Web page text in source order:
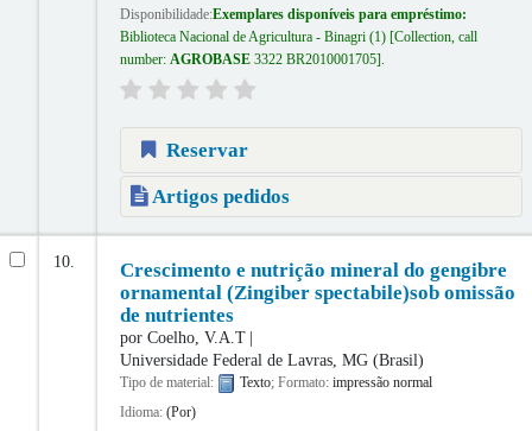
Disponibilidade:Exemplares disponíveis para empréstimo:
Biblioteca Nacional de Agricultura - Binagri(1) Collection, call
number: AGROBASE 3322 BR2010001705 .
Reservar
Artigos pedidos
10.
Crescimento e nutrição mineral do gengibre
ornamental (Zingiber spectabile)sob omissão
de nutrientes
por Coelho, V.A.T
Universidade Federal de Lavras, MG (Brasil)
Tipo de material: Texto; Formato: impressão normal
Idioma: (Por)